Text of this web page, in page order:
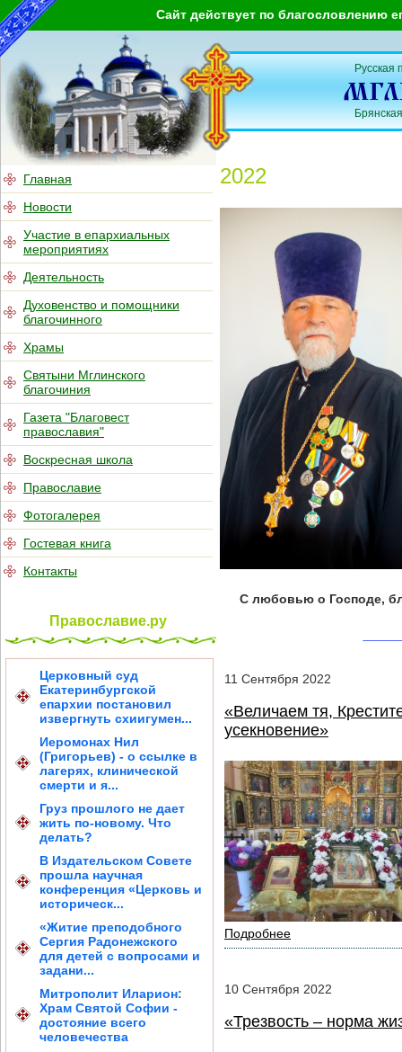
Сайт действует по благословлению
Главная
Новости
Участие в епархиальных
мероприятиях
Деятельность
Духовенство и помощники
благочинного
Храмы
Святыни Мглинского
благочиния
Газета "Благовест
православия"
Воскресная школа
Православие
Фотогалерея
Гостевая книга
Контакты
Православие.ру
Церковный суд
Екатеринбургской
епархии постановил
извергнуть схиигумен...
Иеромонах Нил
(Григорьев) - о ссылке в
лагерях, клинической
смерти и я...
Груз прошлого не дает
жить по-новому. Что
делать?
В Издательском Совете
прошла научная
конференция «Церковь и
историческ...
«Житие преподобного
Сергия Радонежского
для детей с вопросами и
задани...
Митрополит Иларион:
Храм Святой Софии -
достояние всего
человечества
Русская
2022
С любовью о Господе,
11 Сентября 2022
«Величаем тя,
усекновение»
Подробнее
10 Сентября 2022
«Трезвость – норма